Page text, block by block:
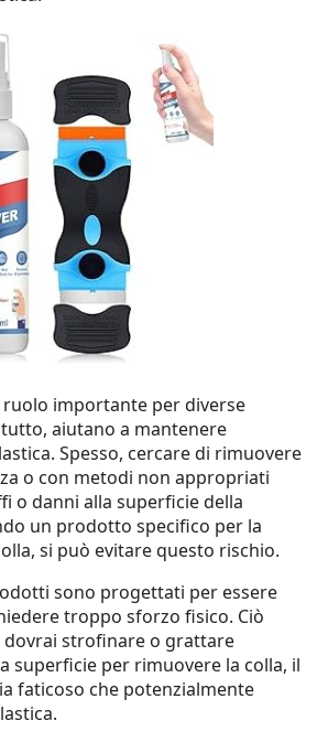
ruolo importante per diverse
aiutano a mantenere
Spesso, cercare di rimuovere
o con metodi non appropriati
o danni alla superficie della
un prodotto specifico per la
si può evitare questo rischio.
sono progettati per essere
troppo sforzo fisico. Ciò
dovrai strofinare o grattare
superficie per rimuovere la colla, il
faticoso che potenzialmente